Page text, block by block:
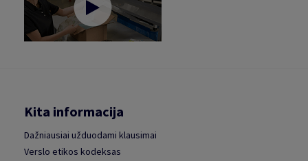
Kita informacija
Dažniausiai užduodami klausimai
Verslo etikos kodeksas